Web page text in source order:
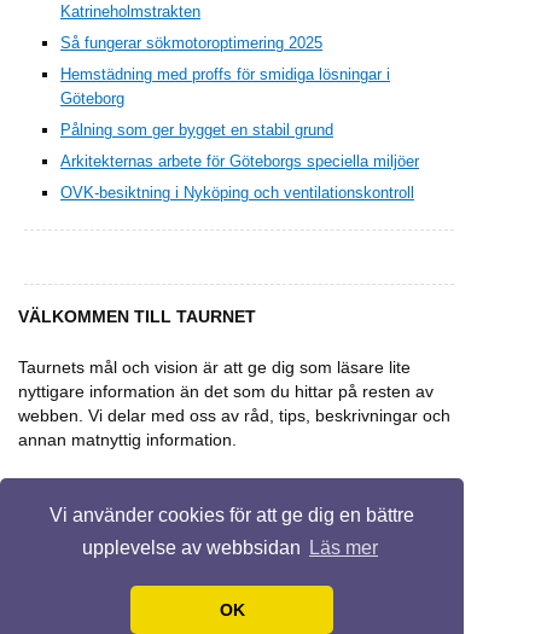
Vi använder cookies för att ge dig en bättre
upplevelse av webbsidan
Läs mer
OK
Katrineholmstrakten
Så fungerar sökmotoroptimering 2025
Hemstädning med proffs för smidiga lösningar i
Göteborg
Pålning som ger bygget en stabil grund
Arkitekternas arbete för Göteborgs speciella miljöer
OVK-besiktning i Nyköping och ventilationskontroll
VÄLKOMMEN TILL TAURNET
Taurnets mål och vision är att ge dig som läsare lite
nyttigare information än det som du hittar på resten av
webben. Vi delar med oss av råd, tips, beskrivningar och
annan matnyttig information.
© 2026 Taurnet.se. Alla rättigheter